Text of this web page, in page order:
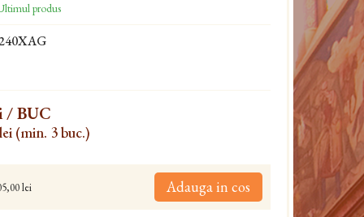
produs
/ BUC
(min. 3 buc.)
lei Adauga in cos